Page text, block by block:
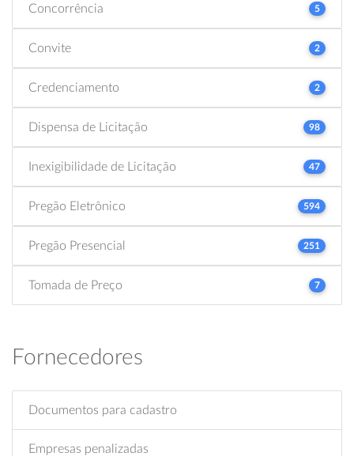
Concorrência 5
Convite 2
Credenciamento 2
Dispensa de Licitação 98
Inexigibilidade de Licitação 47
Pregão Eletrônico 594
Pregão Presencial 251
Tomada de Preço 7
Fornecedores
Documentos para cadastro
Empresas penalizadas